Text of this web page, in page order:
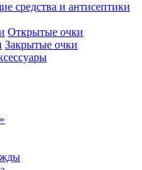
средства и антисептики
Открытые очки
Закрытые очки